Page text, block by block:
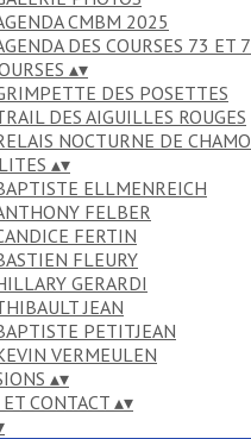
CMBM 2025
DES COURSES 73 ET
▴▾
DES POSETTES
DES AIGUILLES ROUGES
NOCTURNE DE
▴▾
ELLMENREICH
FELBER
FERTIN
FLEURY
GERARDI
JEAN
PETITJEAN
VERMEULEN
▴▾
ET CONTACT ▴▾